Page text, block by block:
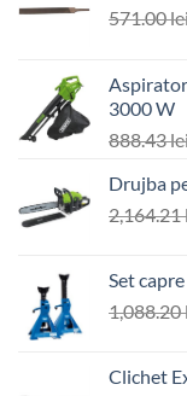
571.00
3000 W
888.43
Drujba
2,164.21
Set
1,088.20
Clichet